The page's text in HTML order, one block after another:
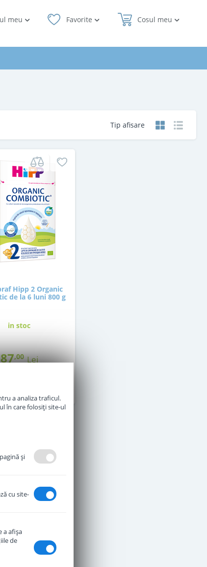
Cosul meu
Favorite
meu
Tip afisare
Hipp 2 Organic
de la 6 luni 800 g
in stoc
87,00 Lei
a analiza traficul.
în care folosiți site-ul
şi
cu site-
a afişa
de